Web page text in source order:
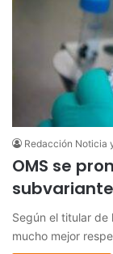
Redacción Noticia
OMS se
subvariante
Según el titular de
mucho mejor